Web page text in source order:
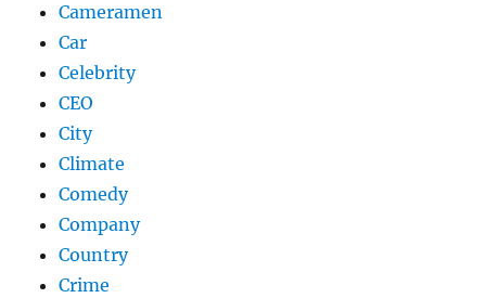
Cameramen
Car
Celebrity
CEO
City
Climate
Comedy
Company
Country
Crime